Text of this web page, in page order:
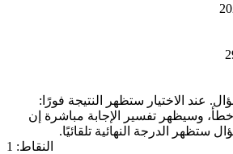
عند الاختيار ستظهر النتيجة فورًا:
وسيظهر تفسير الإجابة مباشرة إن
ستظهر الدرجة النهائية تلقائيًا.
النقاط: 1